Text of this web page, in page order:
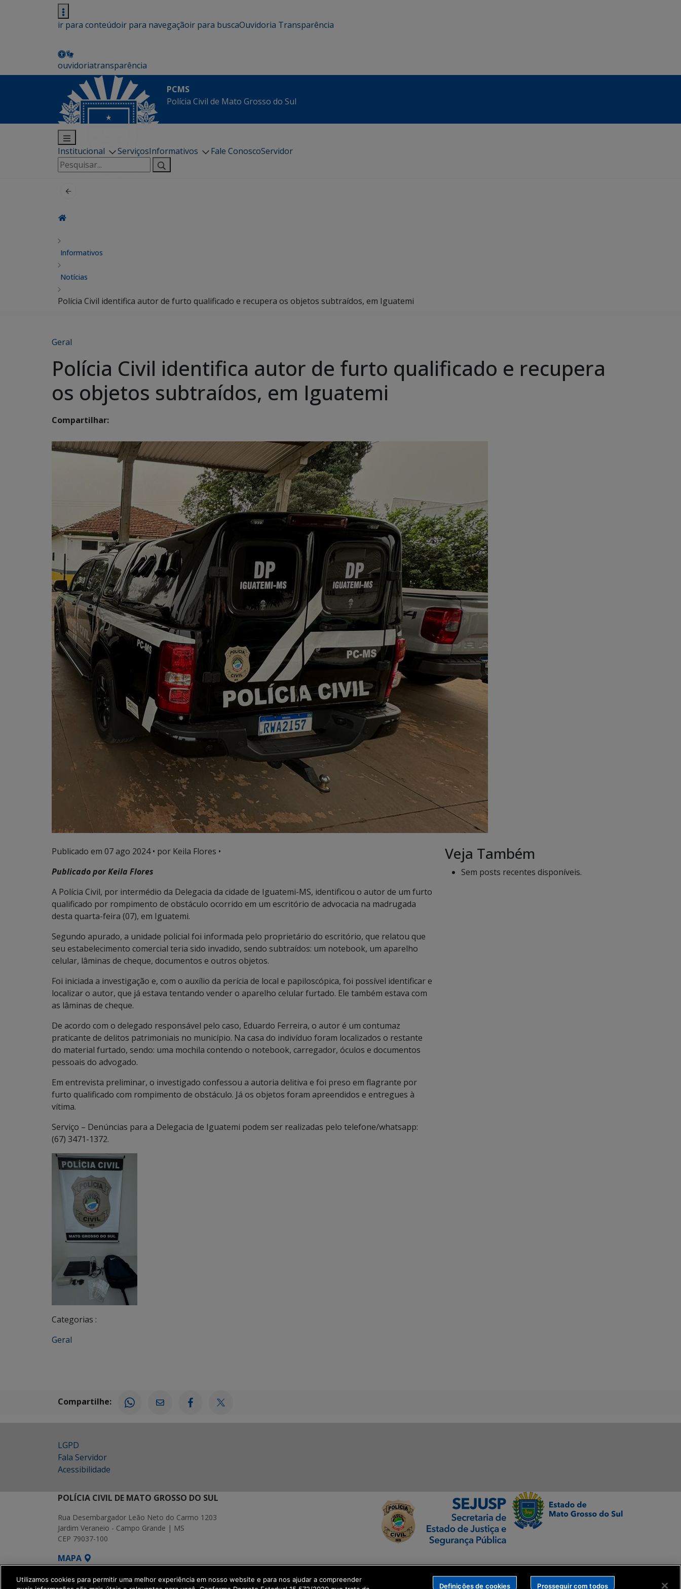
ir para conteúdoir para navegaçãoir para buscaOuvidoria Transparência
ouvidoriatransparência
PCMS
Polícia Civil de Mato Grosso do Sul
Institucional ServiçosInformativos Fale ConoscoServidor
Pesquisar
por:
Informativos
Notícias
Polícia Civil identifica autor de furto qualificado e recupera os objetos subtraídos, em Iguatemi
Geral
Polícia Civil identifica autor de furto qualificado e recupera
os objetos subtraídos, em Iguatemi
Compartilhar:
Publicado em 07 ago 2024• por Keila Flores •
Publicado por Keila Flores
A Polícia Civil, por intermédio da Delegacia da cidade de Iguatemi-MS, identificou o autor de um furto
qualificado por rompimento de obstáculo ocorrido em um escritório de advocacia na madrugada
desta quarta-feira (07), em Iguatemi.
Segundo apurado, a unidade policial foi informada pelo proprietário do escritório, que relatou que
seu estabelecimento comercial teria sido invadido, sendo subtraídos: um notebook, um aparelho
celular, lâminas de cheque, documentos e outros objetos.
Foi iniciada a investigação e, com o auxílio da perícia de local e papiloscópica, foi possível identificar e
localizar o autor, que já estava tentando vender o aparelho celular furtado. Ele também estava com
as lâminas de cheque.
De acordo com o delegado responsável pelo caso, Eduardo Ferreira, o autor é um contumaz
praticante de delitos patrimoniais no município. Na casa do indivíduo foram localizados o restante
do material furtado, sendo: uma mochila contendo o notebook, carregador, óculos e documentos
pessoais do advogado.
Em entrevista preliminar, o investigado confessou a autoria delitiva e foi preso em flagrante por
furto qualificado com rompimento de obstáculo. Já os objetos foram apreendidos e entregues à
vítima.
Serviço – Denúncias para a Delegacia de Iguatemi podem ser realizadas pelo telefone/whatsapp:
(67) 3471-1372.
Categorias :
Geral
Veja Também
Sem posts recentes disponíveis.
Compartilhe:
LGPD
Fala Servidor
Acessibilidade
POLÍCIA CIVIL DE MATO GROSSO DO SUL
Rua Desembargador Leão Neto do Carmo 1203
Jardim Veraneio - Campo Grande | MS
CEP 79037-100
MAPA
SETDIG | Secretaria-Executiva de Transformação Digital
Utilizamos cookies para permitir uma melhor experiência em nosso website e para nos ajudar a compreender
Definições de cookies Prosseguir com todos